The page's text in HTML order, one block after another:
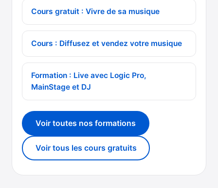
Cours gratuit : Vivre de sa musique
Cours : Diffusez et vendez votre musique
Formation : Live avec Logic Pro,
MainStage et DJ
Voir toutes nos formations
Voir tous les cours gratuits